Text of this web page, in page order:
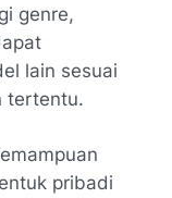
genre,
lain sesuai
tertentu.
pribadi